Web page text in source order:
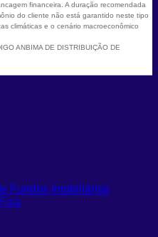
financeira. A duração recomendada
do cliente não está garantido neste tipo
climáticas e o cenário macroeconômico
ANBIMA DE DISTRIBUIÇÃO DE
Fundos Imobiliários